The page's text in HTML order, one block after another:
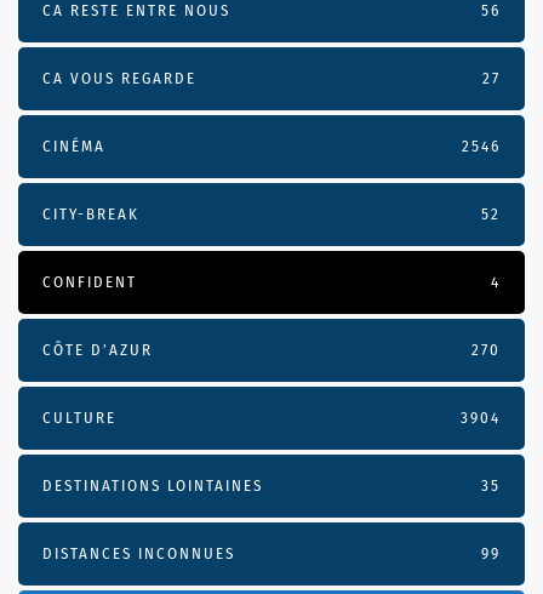
CA RESTE ENTRE NOUS 56
CA VOUS REGARDE 27
CINÉMA 2546
CITY-BREAK 52
CONFIDENT 4
CÔTE D’AZUR 270
CULTURE 3904
DESTINATIONS LOINTAINES 35
DISTANCES INCONNUES 99